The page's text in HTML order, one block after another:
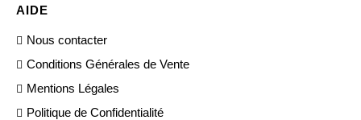
AIDE
Nous contacter
Conditions Générales de Vente
Mentions Légales
Politique de Confidentialité